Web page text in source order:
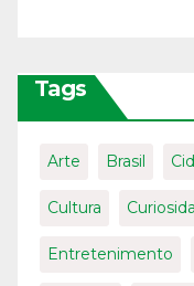
Tags
Arte Brasil
Cultura
Entretenimento